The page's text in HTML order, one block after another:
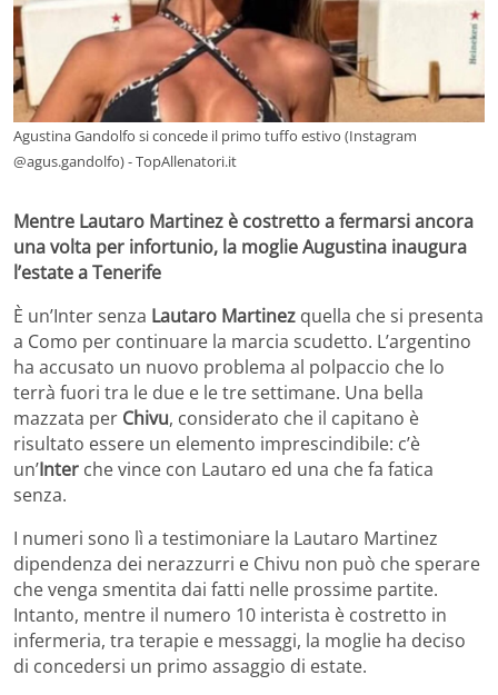
Agustina Gandolfo si concede il primo tuffo estivo (Instagram
@agus.gandolfo) - TopAllenatori.it
Mentre Lautaro Martinez è costretto a fermarsi ancora
una volta per infortunio, la moglie Augustina inaugura
l’estate a Tenerife
È un’Inter senza Lautaro Martinez quella che si presenta
a Como per continuare la marcia scudetto. L’argentino
ha accusato un nuovo problema al polpaccio che lo
terrà fuori tra le due e le tre settimane. Una bella
mazzata per Chivu, considerato che il capitano è
risultato essere un elemento imprescindibile: c’è
un’Inter che vince con Lautaro ed una che fa fatica
senza.
I numeri sono lì a testimoniare la Lautaro Martinez
dipendenza dei nerazzurri e Chivu non può che sperare
che venga smentita dai fatti nelle prossime partite.
Intanto, mentre il numero 10 interista è costretto in
infermeria, tra terapie e messaggi, la moglie ha deciso
di concedersi un primo assaggio di estate.